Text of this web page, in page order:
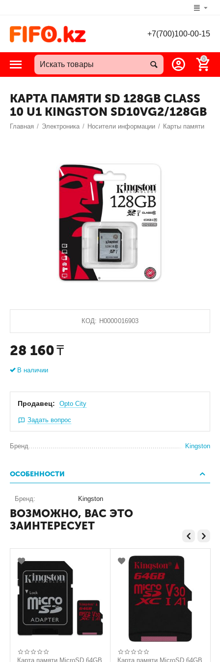
+7(700)100-00-15
0
КАРТА ПАМЯТИ SD 128GB CLASS
10 U1 KINGSTON SD10VG2/128GB
Главная / Электроника / Носители информации / Карты памяти
КОД: Н0000016903
28 160 ₸
В наличии
Продавец: Оpto City
Задать вопрос
Бренд Kingston
ОСОБЕННОСТИ
Бренд: Kingston
ВОЗМОЖНО, ВАС ЭТО
ЗАИНТЕРЕСУЕТ
памяти MicroSD 64GB Карта памяти MicroSD 64GB